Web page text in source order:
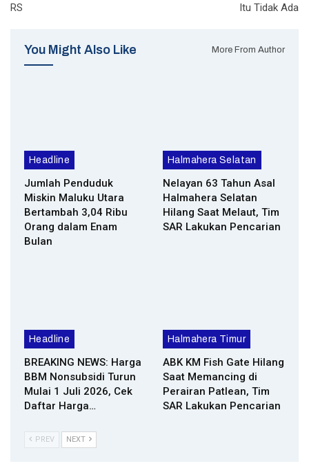
RS
Itu Tidak Ada
You Might Also Like More From Author
Headline
Jumlah Penduduk
Miskin Maluku Utara
Bertambah 3,04 Ribu
Orang dalam Enam
Bulan
Halmahera Selatan
Nelayan 63 Tahun Asal
Halmahera Selatan
Hilang Saat Melaut, Tim
SAR Lakukan Pencarian
Headline
BREAKING NEWS: Harga
BBM Nonsubsidi Turun
Mulai 1 Juli 2026, Cek
Daftar Harga…
Halmahera Timur
ABK KM Fish Gate Hilang
Saat Memancing di
Perairan Patlean, Tim
SAR Lakukan Pencarian
PREV NEXT